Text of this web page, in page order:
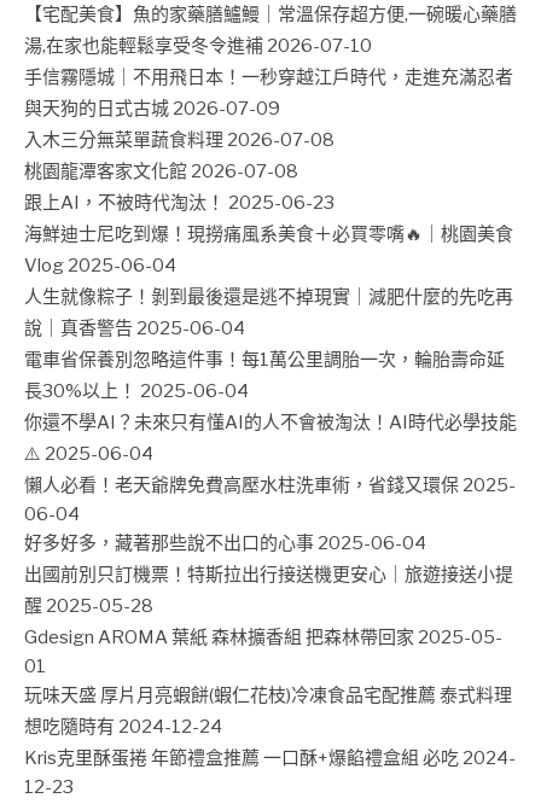
【宅配美食】魚的家藥膳鱸鰻｜常溫保存超方便,一碗暖心藥膳
湯,在家也能輕鬆享受冬令進補 2026-07-10
手信霧隱城｜不用飛日本！一秒穿越江戶時代，走進充滿忍者
與天狗的日式古城 2026-07-09
入木三分無菜單蔬食料理 2026-07-08
桃園龍潭客家文化館 2026-07-08
跟上AI，不被時代淘汰！ 2025-06-23
海鮮迪士尼吃到爆！現撈痛風系美食＋必買零嘴🔥｜桃園美食
Vlog 2025-06-04
人生就像粽子！剝到最後還是逃不掉現實｜減肥什麼的先吃再
說｜真香警告 2025-06-04
電車省保養別忽略這件事！每1萬公里調胎一次，輪胎壽命延
長30%以上！ 2025-06-04
你還不學AI？未來只有懂AI的人不會被淘汰！AI時代必學技能
⚠️ 2025-06-04
懶人必看！老天爺牌免費高壓水柱洗車術，省錢又環保 2025-
06-04
好多好多，藏著那些說不出口的心事 2025-06-04
出國前別只訂機票！特斯拉出行接送機更安心｜旅遊接送小提
醒 2025-05-28
Gdesign AROMA 葉紙 森林擴香組 把森林帶回家 2025-05-
01
玩味天盛 厚片月亮蝦餅(蝦仁花枝)冷凍食品宅配推薦 泰式料理
想吃隨時有 2024-12-24
Kris克里酥蛋捲 年節禮盒推薦 一口酥+爆餡禮盒組 必吃 2024-
12-23